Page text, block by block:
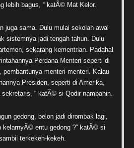
lebih bagus, “ katÃ© Mat Kelor.
juga sama. Dulu mulai sekolah awal
sistemnya jadi tengah tahun. Dulu
sekarang kementrian. Padahal
Perdana Menteri seperti di
pembantunya menteri-menteri. Kalau
Presiden, seperti di Amerika,
“ katÃ© si Qodir nambahin.
gedong, belon jadi dirombak lagi,
kelarnyÃ© entu gedong ?” katÃ© si
terkekeh-kekeh.